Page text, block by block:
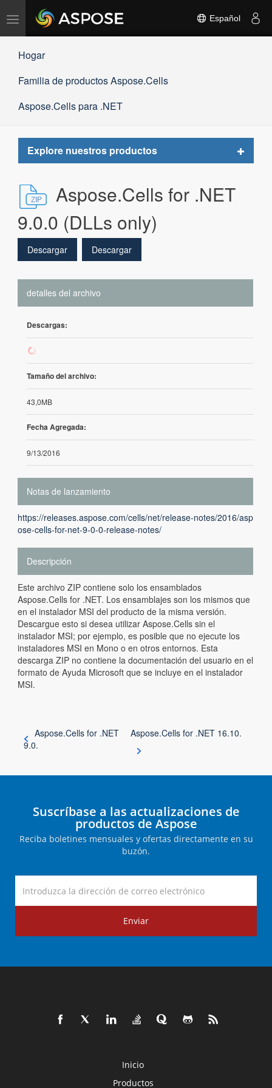
Alternar
navegación
Español
Hogar
Familia de productos Aspose.Cells
Aspose.Cells para .NET
Explore nuestros productos
Toggle
Aspose.Cells for .NET
9.0.0 (DLLs only)
Descargar Descargar
detalles del archivo
Descargas:
421
Tamaño del archivo:
43,0MB
Fecha Agregada:
9/13/2016
Notas de lanzamiento
https://releases.aspose.com/cells/net/release-notes/2016/asp
ose-cells-for-net-9-0-0-release-notes/
Descripción
Este archivo ZIP contiene solo los ensamblados
Aspose.Cells for .NET. Los ensamblajes son los mismos que
en el instalador MSI del producto de la misma versión.
Descargue esto si desea utilizar Aspose.Cells sin el
instalador MSI; por ejemplo, es posible que no ejecute los
instaladores MSI en Mono o en otros entornos. Esta
descarga ZIP no contiene la documentación del usuario en el
formato de Ayuda Microsoft que se incluye en el instalador
MSI.
Aspose.Cells for .NET
9.0.
Aspose.Cells for .NET 16.10.
Suscríbase a las actualizaciones de
productos de Aspose
Reciba boletines mensuales y ofertas directamente en su
buzón.
Enviar
Inicio
Productos